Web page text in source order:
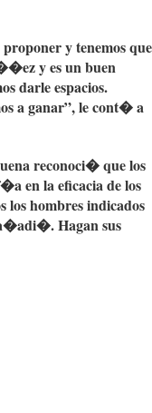
y tenemos que
y es un buen
darle espacios.
a ganar”, le cont� a
reconoci�quelos
en la eficacia de los
los hombresindicados
. Hagan sus